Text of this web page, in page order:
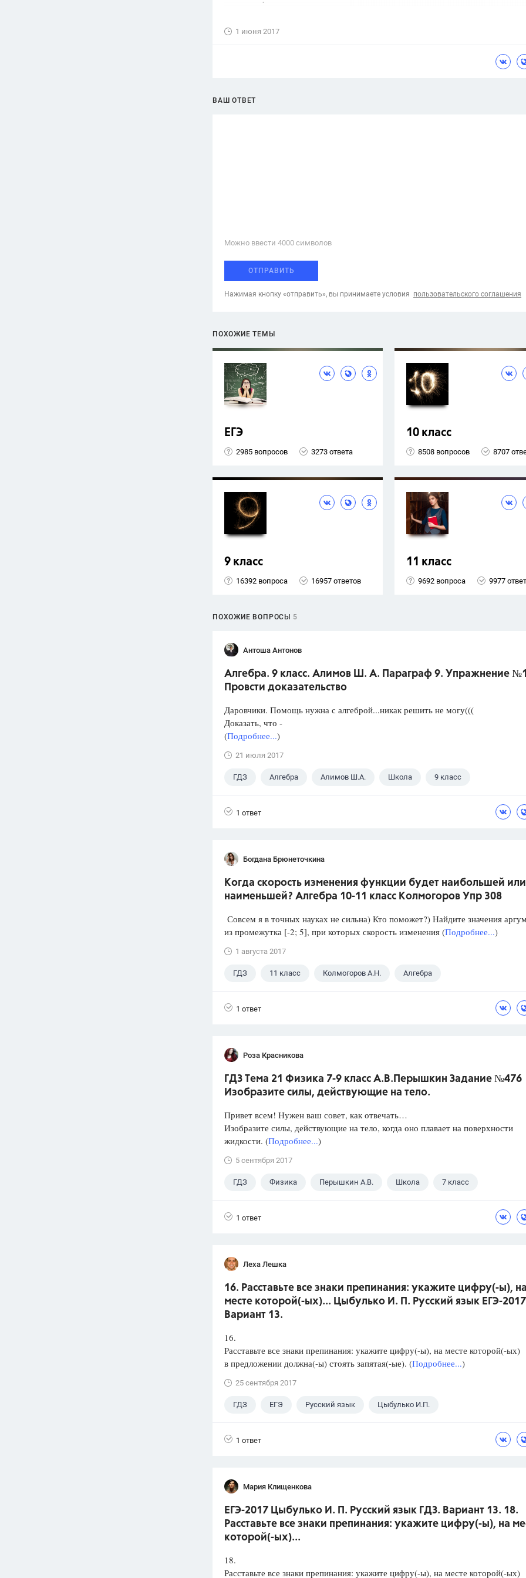
1 июня 2017
ВАШ ОТВЕТ
Можно ввести 4000 cимволов
ОТПРАВИТЬ
Нажимая кнопку «отправить», вы принимаете условия пользовательского соглашения
ПОХОЖИЕ ТЕМЫ
ЕГЭ
2985 вопросов 3273 ответа
10 класс
8508 вопросов 8707
9 класс
16392 вопроса 16957 ответов
11 класс
9692 вопроса 9977
ПОХОЖИЕ ВОПРОСЫ 5
Антоша Антонов
Алгебра. 9 класс. Алимов Ш. А. Параграф 9. Упражнение
Провсти доказательство
Даровчики. Помощь нужна с алгеброй...никак решить не могу(((
Доказать, что -
(Подробнее...)
21 июля 2017
ГДЗ Алгебра Алимов Ш.А. Школа 9 класс
1 ответ
Богдана Брюнеточкина
Когда скорость изменения функции будет наибольшей или
наименьшей? Алгебра 10-11 класс Колмогоров Упр 308
Совсем я в точных науках не сильна) Кто поможет?) Найдите значения
из промежутка [-2; 5], при которых скорость изменения (Подробнее...)
1 августа 2017
ГДЗ 11 класс Колмогоров А.Н. Алгебра
1 ответ
Роза Красникова
ГДЗ Тема 21 Физика 7-9 класс А.В.Перышкин Задание №476
Изобразите силы, действующие на тело.
Привет всем! Нужен ваш совет, как отвечать…
Изобразите силы, действующие на тело, когда оно плавает на поверхности
жидкости. (Подробнее...)
5 сентября 2017
ГДЗ Физика Перышкин А.В. Школа 7 класс
1 ответ
Леха Лешка
16. Расставьте все знаки препинания: укажите цифру(-ы),
месте которой(-ых)... Цыбулько И. П. Русский язык ЕГЭ-
Вариант 13.
16.
Расставьте все знаки препинания: укажите цифру(-ы), на месте которой(-ых)
в предложении должна(-ы) стоять запятая(-ые). (Подробнее...)
25 сентября 2017
ГДЗ ЕГЭ Русский язык Цыбулько И.П.
1 ответ
Мария Клищенкова
ЕГЭ-2017 Цыбулько И. П. Русский язык ГДЗ. Вариант 13. 18.
Расставьте все знаки препинания: укажите цифру(-ы), на
которой(-ых)...
18.
Расставьте все знаки препинания: укажите цифру(-ы), на месте которой(-ых)